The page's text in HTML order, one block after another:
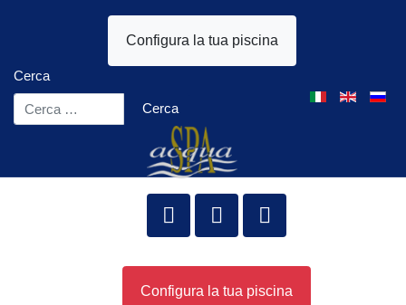
Configura la tua piscina
Cerca
Cerca
Seleziona la tua
Configura la tua piscina